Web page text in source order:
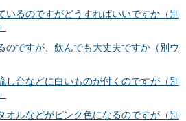
いるのですがどうすればいいですか（別
のですが、飲んでも大丈夫ですか（別ウ
し台などに白いものが付くのですが（別
オルなどがピンク色になるのですが（別